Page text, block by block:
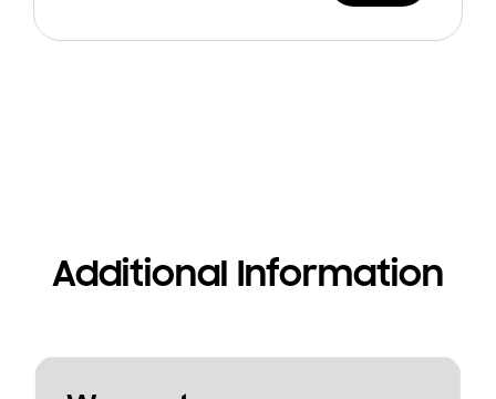
Additional Information